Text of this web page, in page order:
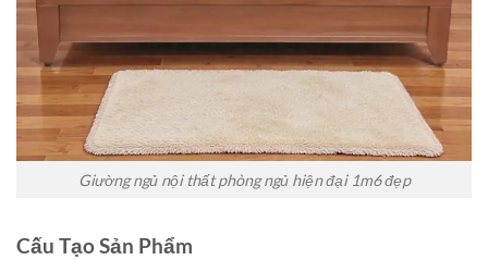
Giường ngủ nội thất phòng ngủ hiện đại 1m6 đẹp
Cấu Tạo Sản Phẩm